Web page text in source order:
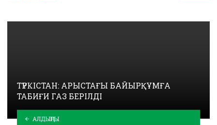
ТҮРКІСТАН: АРЫСТАҒЫ БАЙЫРҚҰМҒА
ТАБИҒИ ГАЗ БЕРІЛДІ
АЛДЫҢҒЫ